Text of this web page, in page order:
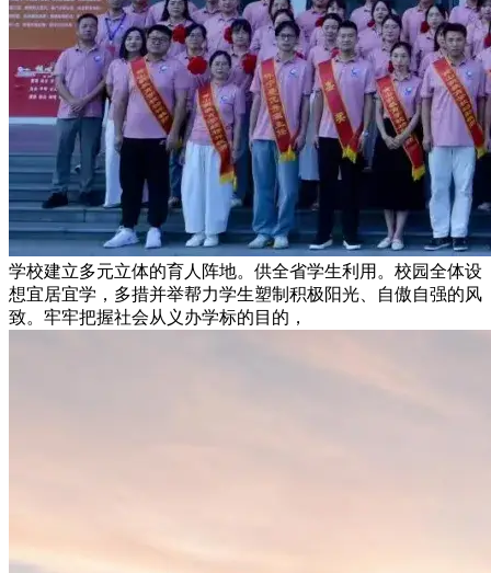
学校建立多元立体的育人阵地。供全省学生利用。校园全体设
想宜居宜学，多措并举帮力学生塑制积极阳光、自傲自强的风
致。牢牢把握社会从义办学标的目的，